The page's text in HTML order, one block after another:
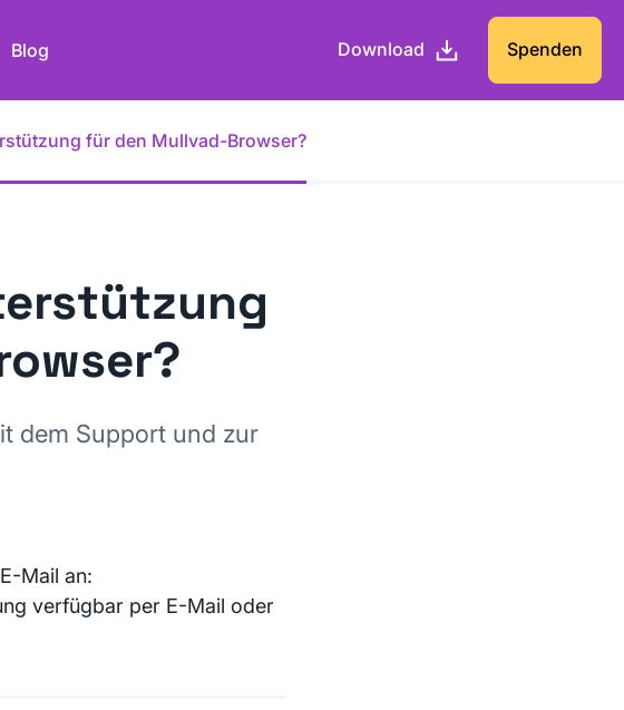
Blog Download Spenden
für den Mullvad-Browser?
dem Support und zur
Mail an:
verfügbar per E-Mail oder